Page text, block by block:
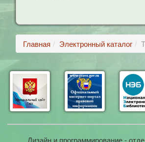
Главная Электронный каталог
Дизайн и программирование -